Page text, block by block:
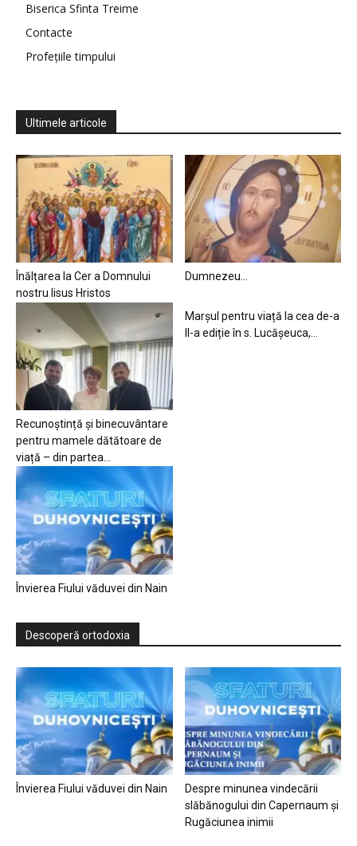
Biserica Sfinta Treime
Contacte
Profețiile timpului
Ultimele articole
Înălțarea la Cer a Domnului
nostru Iisus Hristos
Dumnezeu…
Recunoștință și binecuvântare
pentru mamele dătătoare de
viață – din partea...
Marșul pentru viață la cea de-a
II-a ediție în s. Lucășeuca,...
Învierea Fiului văduvei din Nain
Descoperă ortodoxia
Învierea Fiului văduvei din Nain
Despre minunea vindecării
slăbănogului din Capernaum și
Rugăciunea inimii